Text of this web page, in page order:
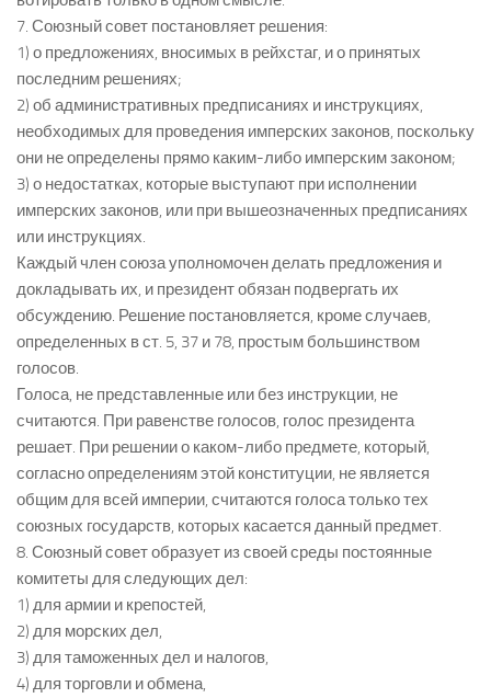
7. Союзный совет постановляет решения:
1) о предложениях, вносимых в рейхстаг, и о принятых
последним решениях;
2) об административных предписаниях и инструкциях,
необходимых для проведения имперских законов, поскольку
они не определены прямо каким-либо имперским законом;
3) о недостатках, которые выступают при исполнении
имперских законов, или при вышеозначенных предписаниях
или инструкциях.
Каждый член союза уполномочен делать предложения и
докладывать их, и президент обязан подвергать их
обсуждению. Решение постановляется, кроме случаев,
определенных в ст. 5, 37 и 78, простым большинством
голосов.
Голоса, не представленные или без инструкции, не
считаются. При равенстве голосов, голос президента
решает. При решении о каком-либо предмете, который,
согласно определениям этой конституции, не является
общим для всей империи, считаются голоса только тех
союзных государств, которых касается данный предмет.
8. Союзный совет образует из своей среды постоянные
комитеты для следующих дел:
1) для армии и крепостей,
2) для морских дел,
3) для таможенных дел и налогов,
4) для торговли и обмена,